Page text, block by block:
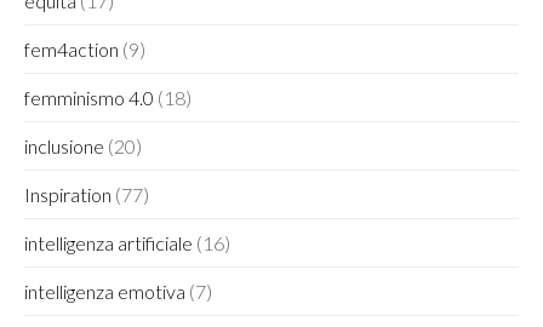
fem4action (9)
femminismo 4.0 (18)
inclusione (20)
Inspiration (77)
intelligenza artificiale (16)
intelligenza emotiva (7)